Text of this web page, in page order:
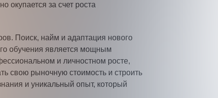
окупается за счет роста
Поиск, найм и адаптация нового
обучения является мощным
и личностном росте,
свою рыночную стоимость и строить
и уникальный опыт, который